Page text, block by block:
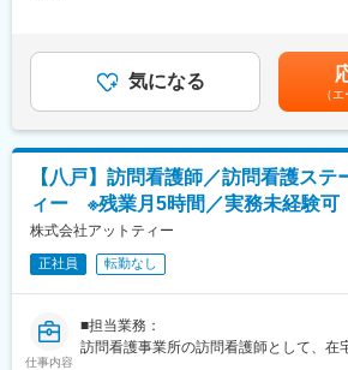
【業務内容】
同社のフィールドエンジニアとして主力
分包機」や「リアルタイム薬品管理装置
【業務詳細】
（1）メンテナンス契約を締結していた
に伺って機械の状態を確認調整する業務
（2）メンテナンス契約の有無に関わら
する緊急対応
（3）新しい機械を導入する際の導入設置
（4）メンテナンスに関する書類作成（
機器状態報告書など）
【ポジションの魅力】
＞※給与詳細は、年齢・スキルを考慮し
回■賞与：年2回年収420万円／30歳 経
経験7年賃金はあくまでも目安の金額で
る可能性があります。月給(月額)は固定
気になる
（
【八戸】訪問看護師／訪問看護ステ
ィー ※残業月5時間／実務未経験可
株式会社アットティー
正社員 転勤なし
仕事内容
■担当業務：
訪問看護事業所の訪問看護師として、在